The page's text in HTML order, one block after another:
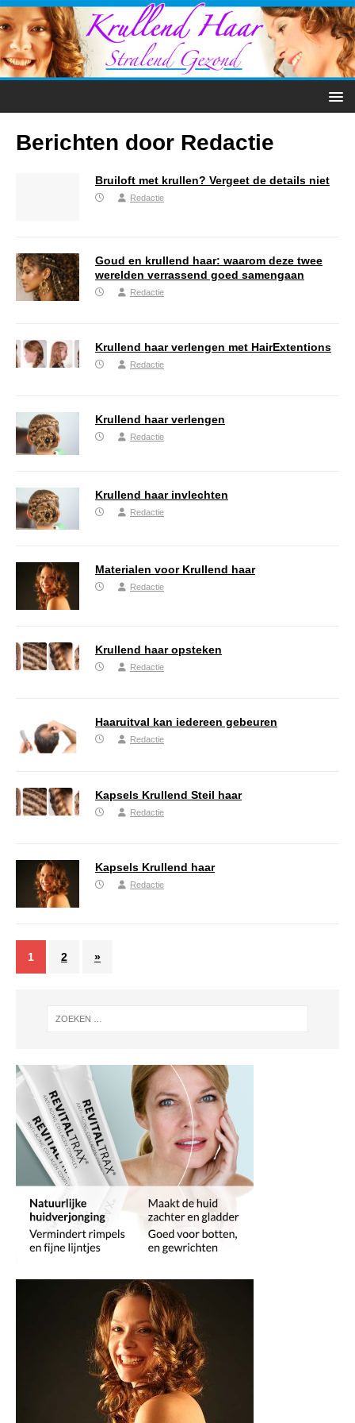
Berichten door Redactie
Bruiloft met krullen? Vergeet de details niet
Redactie
Goud en krullend haar: waarom deze twee
werelden verrassend goed samengaan
Redactie
Krullend haar verlengen met HairExtentions
Redactie
Krullend haar verlengen
Redactie
Krullend haar invlechten
Redactie
Materialen voor Krullend haar
Redactie
Krullend haar opsteken
Redactie
Haaruitval kan iedereen gebeuren
Redactie
Kapsels Krullend Steil haar
Redactie
Kapsels Krullend haar
Redactie
1 2 »